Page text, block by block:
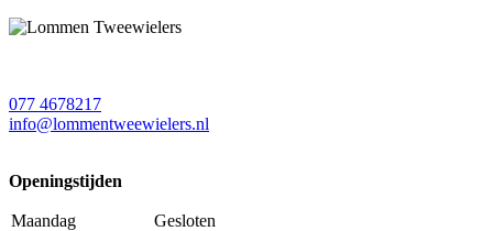
077 4678217
info@lommentweewielers.nl
Openingstijden
Maandag
Gesloten